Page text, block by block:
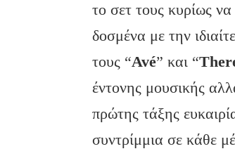
το σετ τους κυρίως
δοσμένα με την
τους “Avé” και “
έντονης μουσικής
πρώτης τάξης
συντρίμμια σε κάθε